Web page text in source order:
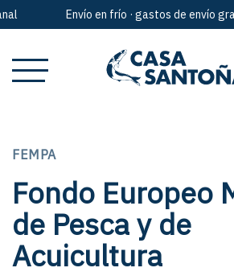
Envío en frío · gastos de envío
FEMPA
Fondo Europeo
de Pesca y de
Acuicultura